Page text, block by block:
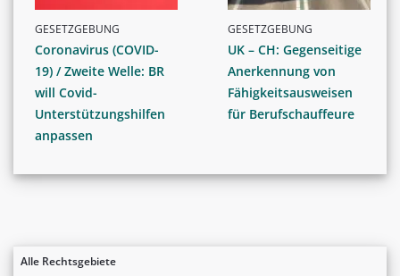
Alle Rechtsgebiete
GESETZGEBUNG
Coronavirus (COVID-
19) / Zweite Welle: BR
will Covid-
Unterstützungshilfen
anpassen
GESETZGEBUNG
UK – CH: Gegenseitige
Anerkennung von
Fähigkeitsausweisen
für Berufschauffeure